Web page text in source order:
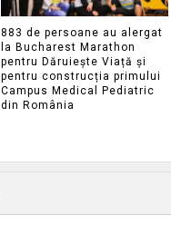
883 de persoane au alergat
la Bucharest Marathon
pentru Dăruiește Viață și
pentru construcția primului
Campus Medical Pediatric
din România